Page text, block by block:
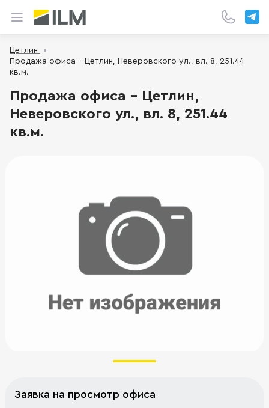
Цетлин
Продажа офиса - Цетлин, Неверовского ул., вл. 8, 251.44
кв.м.
Продажа офиса - Цетлин,
Неверовского ул., вл. 8, 251.44
кв.м.
Заявка на просмотр офиса